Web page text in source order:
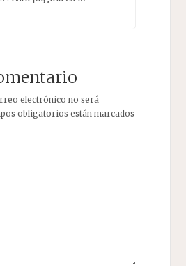
electrónico no será
obligatorios están marcados